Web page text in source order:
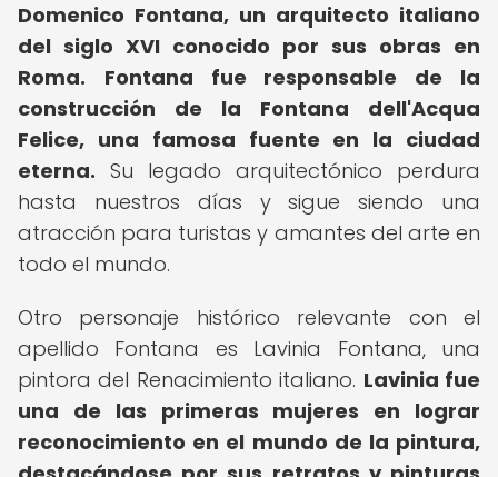
Domenico Fontana, un arquitecto italiano
del siglo XVI conocido por sus obras en
Roma.
Fontana fue responsable de la
construcción de la Fontana dell'Acqua
Felice, una famosa fuente en la ciudad
eterna. Su legado arquitectónico perdura
hasta nuestros días y sigue siendo una
atracción para turistas y amantes del arte en
todo el mundo.
Otro personaje histórico relevante con el
apellido Fontana es Lavinia Fontana, una
pintora del Renacimiento italiano. Lavinia fue
una de las primeras mujeres en lograr
reconocimiento en el mundo de la pintura,